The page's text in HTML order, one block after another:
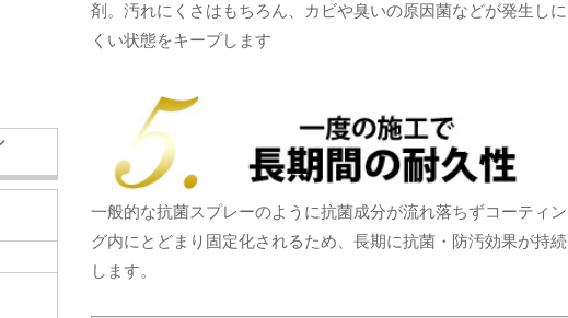
剤。汚れにくさはもちろん、カビや臭いの原因菌などが発生しに
くい状態をキープします
一般的な抗菌スプレーのように抗菌成分が流れ落ちずコーティン
グ内にとどまり固定化されるため、長期に抗菌・防汚効果が持続
します。